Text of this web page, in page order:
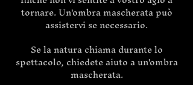
tornare. Un'ombra mascherata può
assistervi se necessario.
Se la natura chiama durante lo
spettacolo, chiedete aiuto a un'ombra
mascherata.